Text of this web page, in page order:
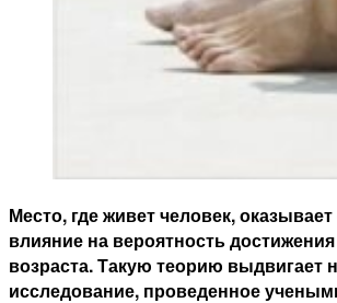
Место, где живет человек,
влияние на вероятность
возраста. Такую теорию выдвигает
исследование, проведенное